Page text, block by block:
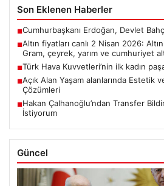
Son Eklenen Haberler
■Cumhurbaşkanı Erdoğan, Devlet
■Altın fiyatları canlı 2 Nisan 2026:
Gram, çeyrek, yarım ve cumhuriyet
■Türk Hava Kuvvetleri’nin ilk kadın
■Açık Alan Yaşam alanlarında Estetik
Çözümleri
■Hakan Çalhanoğlu’ndan Transfer
İstiyorum
Güncel